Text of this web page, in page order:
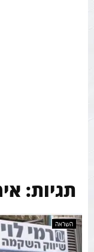
תגיות:
השראה